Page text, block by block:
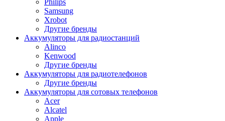
Samsung
Xrobot
Другие бренды
Аккумуляторы для радиостанций
Alinco
Kenwood
Другие бренды
Аккумуляторы для радиотелефонов
Другие бренды
Аккумуляторы для сотовых телефонов
Acer
Alcatel
Apple